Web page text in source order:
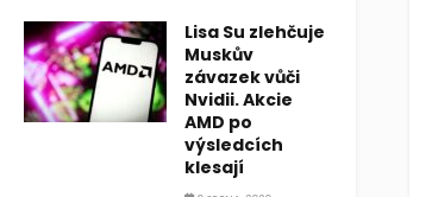
Lisa Su zlehčuje
Muskův
závazek vůči
Nvidii. Akcie
AMD po
výsledcích
klesají